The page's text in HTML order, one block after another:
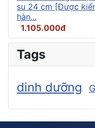
su 24 cm [Được
hàn...
1.105.000đ
Tags
dinh dưỡng